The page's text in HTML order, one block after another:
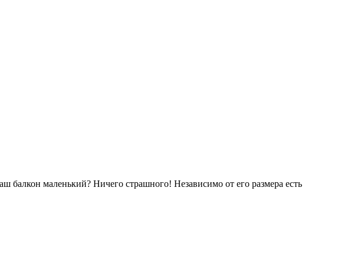
балкон маленький? Ничего страшного! Независимо от его размера есть